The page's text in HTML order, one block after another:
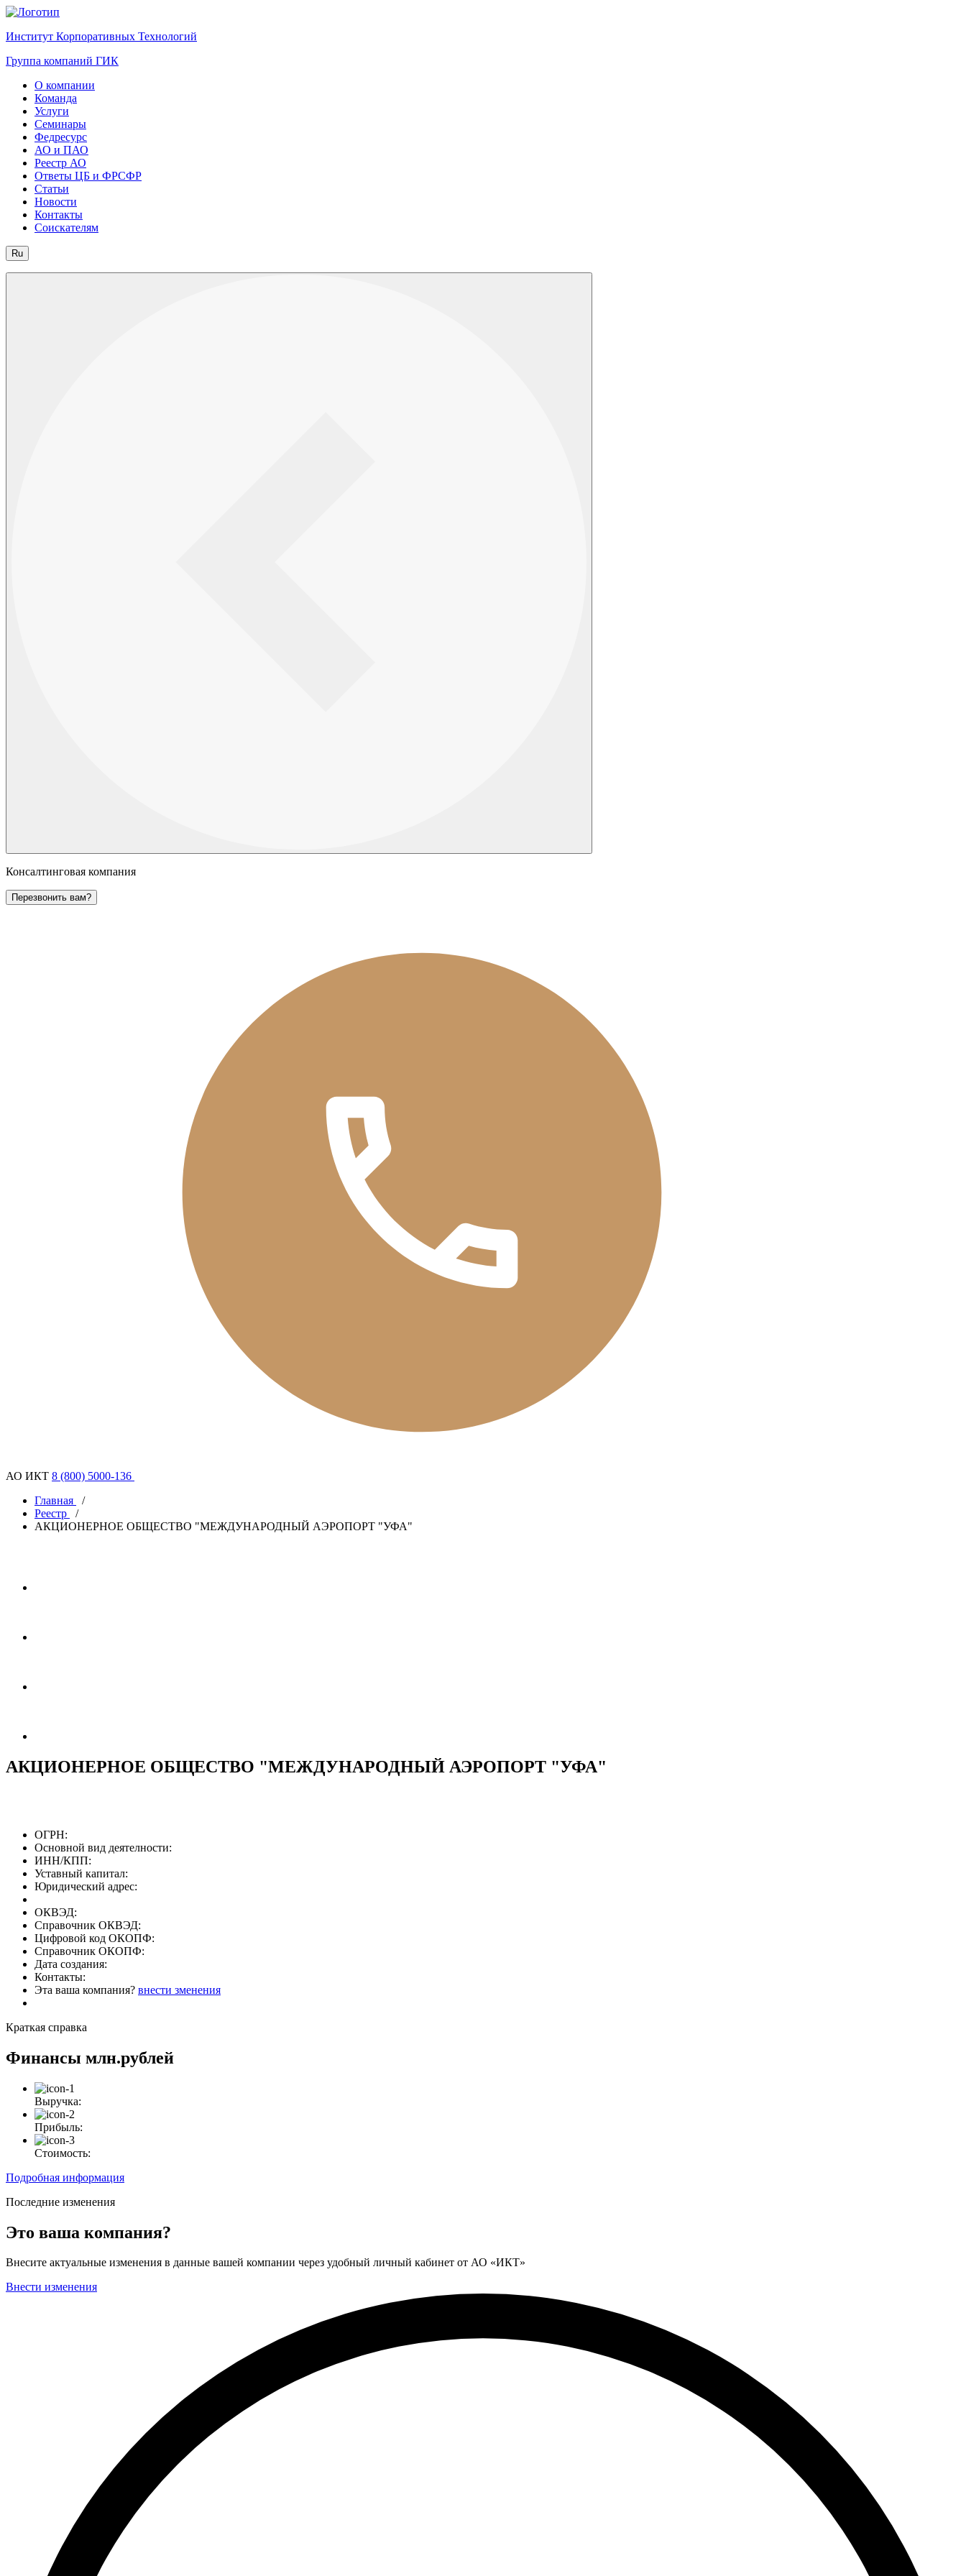
Институт Корпоративных Технологий
Группа компаний ГИК
О компании
Команда
Услуги
Семинары
Федресурс
АО и ПАО
Реестр АО
Ответы ЦБ и ФРСФР
Статьи
Новости
Контакты
Соискателям
Ru
Консалтинговая компания
Перезвонить вам?
АО ИКТ 8 (800) 5000-136
Главная
/
Реестр
/
АКЦИОНЕРНОЕ ОБЩЕСТВО "МЕЖДУНАРОДНЫЙ АЭРОПОРТ "УФА"
АКЦИОНЕРНОЕ ОБЩЕСТВО "МЕЖДУНАРОДНЫЙ АЭРОПОРТ "УФА"
ОГРН:
Основной вид деятелности:
ИНН/КПП:
Уставный капитал:
Юридический адрес:
ОКВЭД:
Справочник ОКВЭД:
Цифровой код ОКОПФ:
Справочник ОКОПФ:
Дата создания:
Контакты:
Эта ваша компания? внести зменения
Краткая справка
Финансы млн.рублей
Выручка:
Прибыль:
Стоимость:
Подробная информация
Последние изменения
Это ваша компания?
Внесите актуальные изменения в данные вашей компании через удобный личный кабинет от АО «ИКТ»
Внести изменения